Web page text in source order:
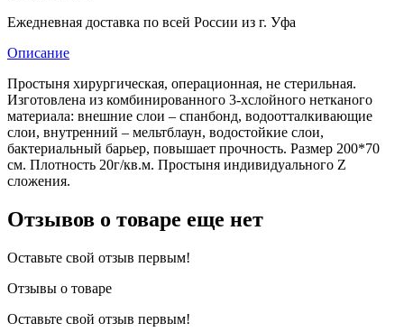
Ежедневная доставка по всей России из г. Уфа
Описание
Простыня хирургическая, операционная, не стерильная.
Изготовлена из комбинированного 3-хслойного нетканого
материала: внешние слои – спанбонд, водоотталкивающие
слои, внутренний – мельтблаун, водостойкие слои,
бактериальный барьер, повышает прочность. Размер 200*70
см. Плотность 20г/кв.м. Простыня индивидуального Z
сложения.
Отзывов о товаре еще нет
Оставьте свой отзыв первым!
Отзывы о товаре
Оставьте свой отзыв первым!